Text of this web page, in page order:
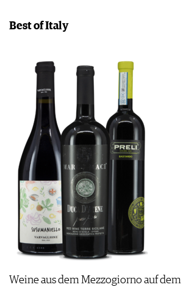
AUSGABE
MEDIATHEK
APPS
VIDEOS
BILDSTRECKEN
BÜCHER
NEWS
WEINWIRTSCHAFT
WEINSZENE
PORTRAITS
VINOPHILES
ARCHIV
ANMELDEN
AWARDS
GEWINNSPIELE
VORTEILSWELT
TRINKREIFETABELLE
ABO
WEINSUCHE
Best of Italy
Weine aus dem Mezzogiorno auf dem